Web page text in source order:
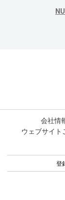
会社情
ウェブサイト
登